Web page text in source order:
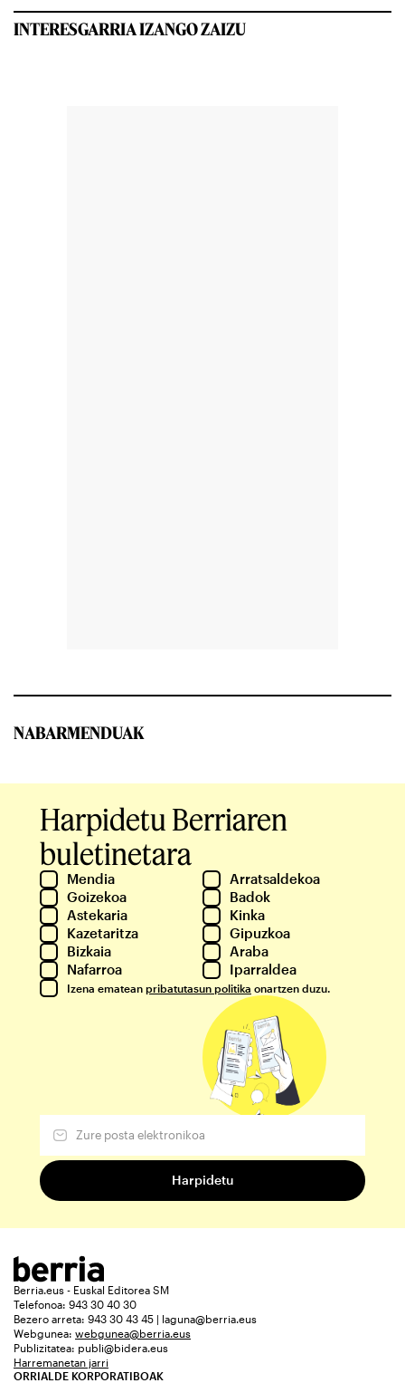
INTERESGARRIA IZANGO ZAIZU
NABARMENDUAK
Harpidetu Berriaren
buletinetara
Mendia
Arratsaldekoa
Goizekoa
Badok
Astekaria
Kinka
Kazetaritza
Gipuzkoa
Bizkaia
Araba
Nafarroa
Iparraldea
Izena ematean pribatutasun politika onartzen duzu.
Berria.eus - Euskal Editorea SM
Telefonoa: 943 30 40 30
Bezero arreta: 943 30 43 45 | laguna@berria.eus
Webgunea: webgunea@berria.eus
Publizitatea: publi@bidera.eus
Harremanetan jarri
ORRIALDE KORPORATIBOAK